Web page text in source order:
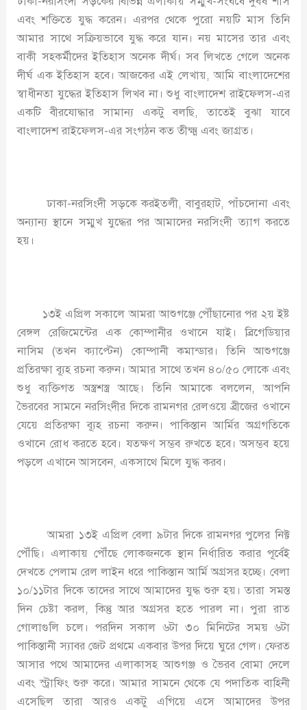
এবং শক্তিতে যুদ্ধ করেন। এরপর থেকে পুরো নয়টি মাস তিনি
আমার সাথে সক্রিয়ভাবে যুদ্ধ করে যান। নয় মাসের তার এবং
বাকী সহকর্মীদের ইতিহাস অনেক দীর্ঘ। সব লিখতে গেলে অনেক
দীর্ঘ এক ইতিহাস হবে। আজকের এই লেখায়, আমি বাংলাদেশের
স্বাধীনতা যুদ্ধের ইতিহাস লিখব না। শুধু বাংলাদেশ রাইফেলস-এর
একটি বীরযোদ্ধার সামান্য একটু বলছি, তাতেই বুঝা যাবে
বাংলাদেশ রাইফেলস-এর সংগঠন কত তীক্ষ্ম এবং জাগ্রত।
ঢাকা-নরসিংদী সড়কে করইতলী, বাবুরহাট, পাঁচদোনা এবং
অন্যান্য স্থানে সম্মুখ যুদ্ধের পর আমাদের নরসিংদী ত্যাগ করতে
হয়।
১৩ই এপ্রিল সকালে আমরা আশুগঞ্জে পৌঁছানোর পর ২য় ইষ্ট
বেঙ্গল রেজিমেন্টের এক কোম্পানীর ওখানে যাই। ব্রিগেডিয়ার
নাসিম (তখন ক্যাপ্টেন) কোম্পানী কমান্ডার। তিনি আশুগঞ্জে
প্রতিরক্ষা ব্যূহ রচনা করুন। আমার সাথে তখন ৪০/৫০ লোকে এবং
শুধু ব্যক্তিগত অস্ত্রশস্ত্র আছে। তিনি আমাকে বললেন, আপনি
ভৈরবের সামনে নরসিংদীর দিকে রামনগর রেলওয়ে ব্রীজের ওখানে
যেয়ে প্রতিরক্ষা ব্যূহ রচনা করুন। পাকিস্তান আর্মির অগ্রগতিকে
ওখানে রোধ করতে হবে। যতক্ষণ সম্ভব রুখতে হবে। অসম্ভব হয়ে
পড়লে এখানে আসবেন, একসাথে মিলে যুদ্ধ করব।
আমরা ১৩ই এপ্রিল বেলা ৯টার দিকে রামনগর পুলের নিক্ট
পৌঁছি। এলাকায় পৌঁছে লোকজনকে স্থান নির্ধারিত করার পূর্বেই
দেখতে পেলাম রেল লাইন ধরে পাকিস্তান আর্মি অগ্রসর হচ্ছে। বেলা
১০/১১টার দিকে তাদের সাথে আমাদের যুদ্ধ শুরু হয়। তারা সমস্ত
দিন চেষ্টা করল, কিন্তু আর অগ্রসর হতে পারল না। পুরা রাত
গোলাগুলি চলে। পরদিন সকাল ৬টা ৩০ মিনিটের সময় ৬টা
পাকিস্তানী স্যাবর জেট প্রথমে একবার উপর দিয়ে ঘুরে গেল। ফেরত
আসার পথে আমাদের এলাকাসহ আশুগঞ্জ ও ভৈরব বোমা দেলে
এবং স্ট্রাফিং শুরু করে। আমার সামনে থেকে যে পদাতিক বাহিনী
এসেছিল তারা আরও একটু এগিয়ে এসে আমাদের উপর